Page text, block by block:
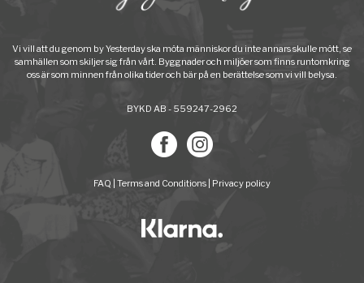
Vi vill att du genom by Yesterday ska möta människor du inte annars skulle mött, se
samhällen som skiljer sig från vårt. Byggnader och miljöer som finns runtomkring
oss är som minnen från olika tider och bär på en berättelse som vi vill belysa.
BYKD AB - 559247-2962
FAQ Terms and Conditions Privacy policy